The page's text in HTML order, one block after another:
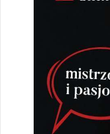
aby pokryć
Sezonowe
zasiedlają
wodne